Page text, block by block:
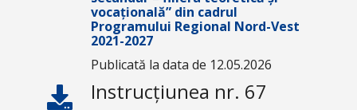
vocațională” din cadrul
Programului Regional Nord-Vest
2021-2027
Publicată la data de 12.05.2026
Instrucțiunea nr. 67